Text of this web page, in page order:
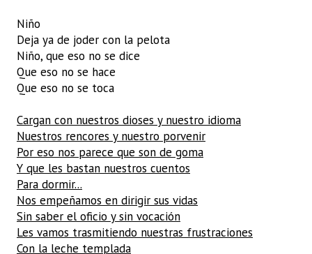
Niño
Deja ya de joder con la pelota
Niño, que eso no se dice
Que eso no se hace
Que eso no se toca
Cargan con nuestros dioses y nuestro idioma
Nuestros rencores y nuestro porvenir
Por eso nos parece que son de goma
Y que les bastan nuestros cuentos
Para dormir...
Nos empeñamos en dirigir sus vidas
Sin saber el oficio y sin vocación
Les vamos trasmitiendo nuestras frustraciones
Con la leche templada